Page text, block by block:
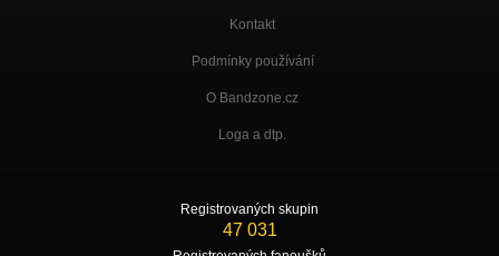
Kontakt
Podmínky používání
O Bandzone.cz
Loga a dtp.
Registrovaných skupin
47 031